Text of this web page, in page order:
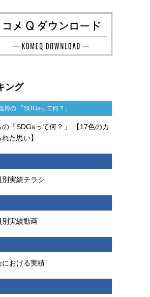
ング
博の 「SDGsって何？」
「SDGsって何？」 【17色のカ
た思い】
実績チラシ
別実績動画
おける実績